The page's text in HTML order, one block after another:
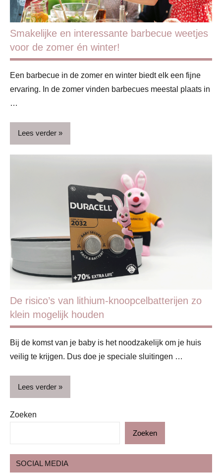
Smakelijke en interessante barbecue weetjes
voor de zomer én winter!
Een barbecue in de zomer en winter biedt elk een fijne
ervaring. In de zomer vinden barbecues meestal plaats in
…
Lees verder
De risico’s van lithium-knoopcelbatterijen zo
klein mogelijk houden
Bij de komst van je baby is het noodzakelijk om je huis
veilig te krijgen. Dus doe je speciale sluitingen …
Lees verder
Baby
Dreumes
& peuter
Zoeken
Zoeken
SOCIAL MEDIA